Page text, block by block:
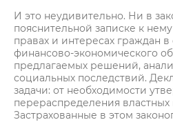
И это неудивительно. Ни в
пояснительной записке к
правах и интересах граждан
финансово-экономического
предлагаемых решений,
социальных последствий.
задачи: от необходимости
перераспределения
Застрахованные в этом